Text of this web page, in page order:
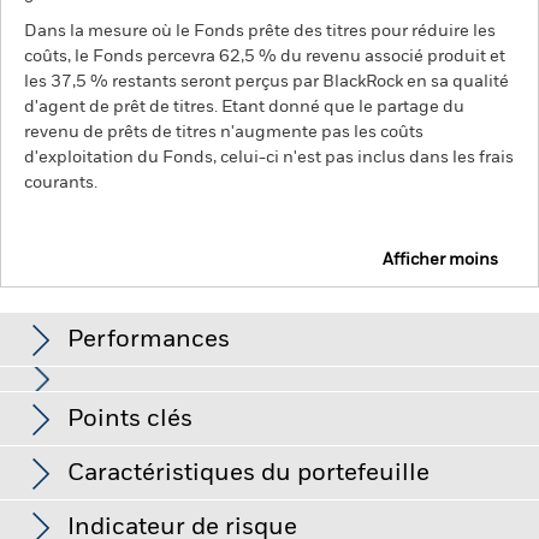
Dans la mesure où le Fonds prête des titres pour réduire les
coûts, le Fonds percevra 62,5 % du revenu associé produit et
les 37,5 % restants seront perçus par BlackRock en sa qualité
d'agent de prêt de titres. Etant donné que le partage du
revenu de prêts de titres n'augmente pas les coûts
d'exploitation du Fonds, celui-ci n'est pas inclus dans les frais
courants.
Afficher moins
Performances
Voir le graphique complet
Le risque de crédit, les fluctuations des taux d'intérêt et/ou
les défauts de l'émetteur auront un impact significatif sur la
performance des titres de créance. Les titres de créance de
qualité inférieure à investment grade (non-investment grade)
peuvent être plus sensibles aux fluctuations de ces risques
que les titres de créance possédant une notation plus élevée.
Points clés
Net Assets of Fund
Caractéristiques du portefeuille
Indicateur de risque